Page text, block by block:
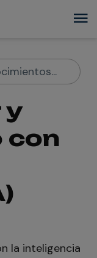
y
con
la inteligencia